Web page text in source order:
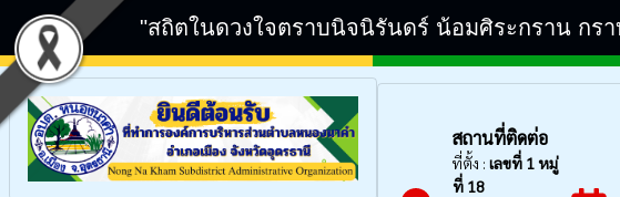
"สถิตในดวงใจตราบนิจนิรันดร์ น้อมศิระกราน ก
สถานที่ติดต่อ
ที่ตั้ง : เลขที่ 1 หมู่
ที่ 18